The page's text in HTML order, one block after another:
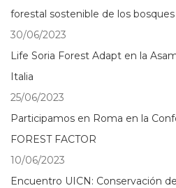
forestal sostenible de los
30/06/2023
Life Soria Forest Adapt en la
Italia
25/06/2023
Participamos en Roma en la
FOREST FACTOR
10/06/2023
Encuentro UICN: Conservación